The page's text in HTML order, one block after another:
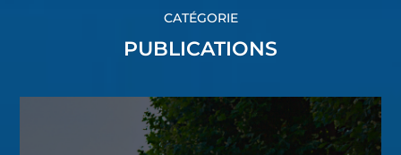
CATÉGORIE
PUBLICATIONS